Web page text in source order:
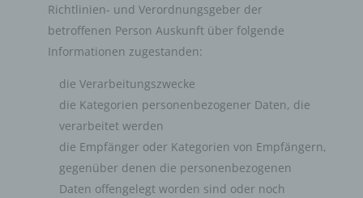
Richtlinien- und Verordnungsgeber der
betroffenen Person Auskunft über folgende
Informationen zugestanden:
die Verarbeitungszwecke
die Kategorien personenbezogener Daten, die
verarbeitet werden
die Empfänger oder Kategorien von Empfängern,
gegenüber denen die personenbezogenen
Daten offengelegt worden sind oder noch
Person vergebene IP-Adresse mitprotokolliert. Diese
Speicherung der IP-Adresse erfolgt aus
Sicherheitsgründen und für den Fall, dass die betroffene
Rechte Dritter verletzt oder rechtswidrige Inhalte postet.
Die Speicherung dieser personenbezogenen Daten
einer Rechtsverletzung gegebenenfalls exkulpieren
könnte. Es erfolgt keine Weitergabe dieser erhobenen
personenbezogenen Daten an Dritte, sofern eine solche